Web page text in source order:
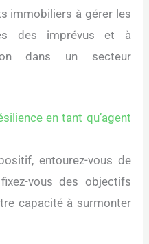
immobiliers à gérer les
des imprévus et à
dans un secteur
en tant qu’agent
entourez-vous de
vous des objectifs
capacité à surmonter